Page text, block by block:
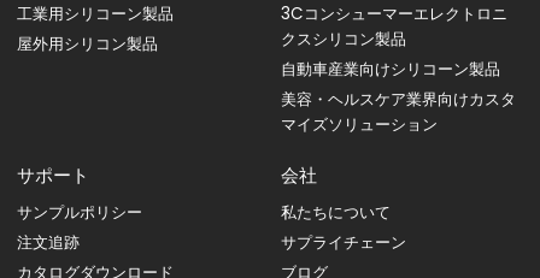
工業用シリコーン製品
屋外用シリコン製品
3Cコンシューマーエレクトロニ
クスシリコン製品
自動車産業向けシリコーン製品
美容・ヘルスケア業界向けカスタ
マイズソリューション
サポート
サンプルポリシー
注文追跡
カタログダウンロード
会社
私たちについて
サプライチェーン
ブログ